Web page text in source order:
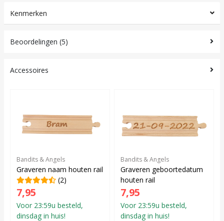
Kenmerken
Beoordelingen (5)
Accessoires
Bandits & Angels
Graveren naam houten rail
(2)
7,95
Voor 23:59u besteld,
dinsdag in huis!
Bandits & Angels
Graveren geboortedatum
houten rail
7,95
Voor 23:59u besteld,
dinsdag in huis!